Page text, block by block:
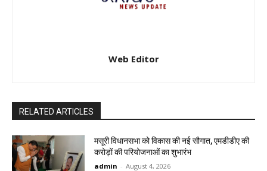
Web Editor
RELATED ARTICLES
मसूरी विधानसभा को विकास की नई सौगात, एमडीडीए की
करोड़ों की परियोजनाओं का शुभारंभ
admin - August 4, 2026